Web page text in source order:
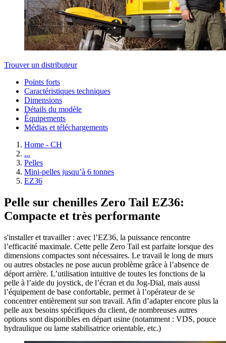
Trouver un distributeur
Points forts
Caractéristiques techniques
Dimensions
Détails du modèle
Équipements
Médias et téléchargements
Home - CH
...
Pelles
Mini-pelles jusqu’à 6 tonnes
EZ36
Pelle sur chenilles Zero Tail EZ36:
Compacte et très performante
s'installer et travailler : avec l’EZ36, la puissance rencontre
l’efficacité maximale. Cette pelle Zero Tail est parfaite lorsque des
dimensions compactes sont nécessaires. Le travail le long de murs
ou autres obstacles ne pose aucun problème grâce à l’absence de
déport arrière. L’utilisation intuitive de toutes les fonctions de la
pelle à l’aide du joystick, de l’écran et du Jog-Dial, mais aussi
l’équipement de base confortable, permet à l’opérateur de se
concentrer entièrement sur son travail. Afin d’adapter encore plus la
pelle aux besoins spécifiques du client, de nombreuses autres
options sont disponibles en départ usine (notamment : VDS, pouce
hydraulique ou lame stabilisatrice orientable, etc.)